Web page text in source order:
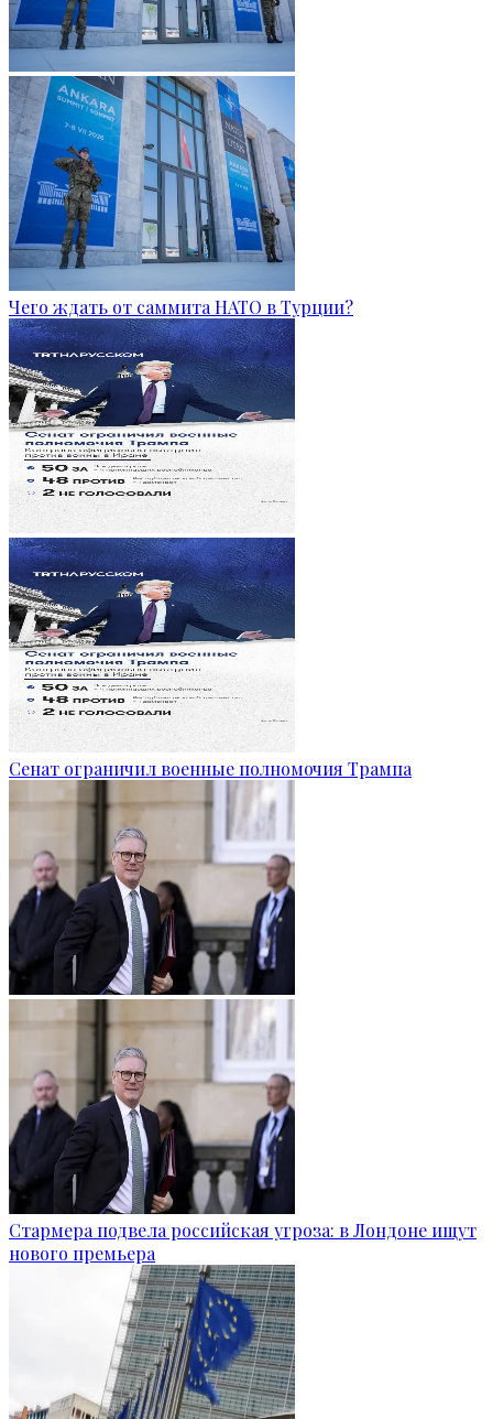
Чего ждать от саммита НАТО в Турции?
Сенат ограничил военные полномочия Трампа
Стармера подвела российская угроза: в Лондоне ищут
нового премьера